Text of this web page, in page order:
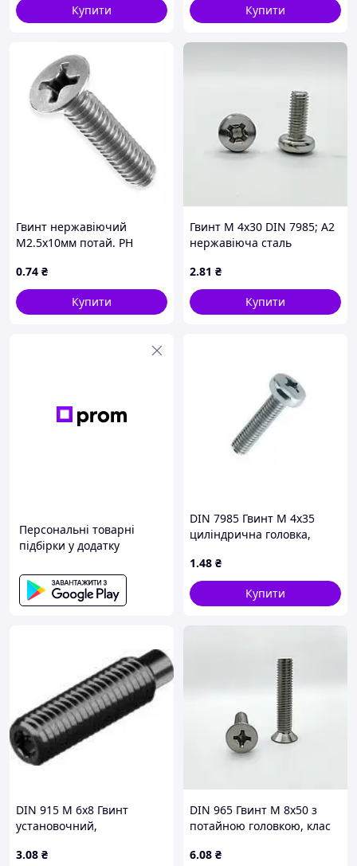
Купити Купити
Гвинт нержавіючий
М2.5х10мм потай. PH
0.74 ₴
Купити
Гвинт М 4х30 DIN 7985; А2
нержавіюча сталь
2.81 ₴
Купити
Персональні товарні
підбірки у додатку
DIN 7985 Гвинт М 4х35
циліндрична головка,
1.48 ₴
Купити
DIN 915 М 6х8 Гвинт
установочний,
(цапфа), без покриття
3.08 ₴
DIN 965 Гвинт М 8х50 з
потайною головкою, клас
6.08 ₴